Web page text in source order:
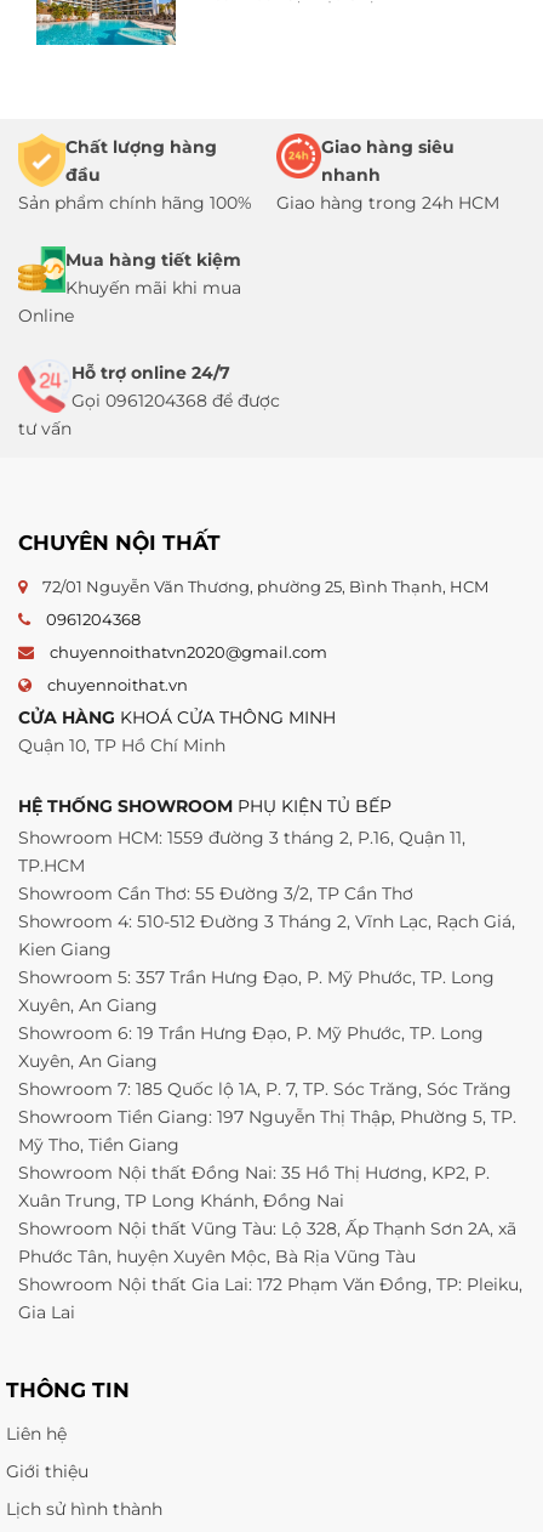
Chất lượng hàng
đầu
Sản phẩm chính hãng 100%
Giao hàng siêu
nhanh
Giao hàng trong 24h HCM
Mua hàng tiết kiệm
Khuyến mãi khi mua
Online
Hỗ trợ online 24/7
Gọi 0961204368 để được
tư vấn
CHUYÊN NỘI THẤT
72/01 Nguyễn Văn Thương, phường 25, Bình Thạnh, HCM
0961204368
chuyennoithatvn2020@gmail.com
chuyennoithat.vn
CỬA HÀNG KHOÁ CỬA THÔNG MINH
Quận 10, TP Hồ Chí Minh
HỆ THỐNG SHOWROOM PHỤ KIỆN TỦ BẾP
Showroom HCM: 1559 đường 3 tháng 2, P.16, Quận 11,
TP.HCM
Showroom Cần Thơ: 55 Đường 3/2, TP Cần Thơ
Showroom 4: 510-512 Đường 3 Tháng 2, Vĩnh Lạc, Rạch Giá,
Kien Giang
Showroom 5: 357 Trần Hưng Đạo, P. Mỹ Phước, TP. Long
Xuyên, An Giang
Showroom 6: 19 Trần Hưng Đạo, P. Mỹ Phước, TP. Long
Xuyên, An Giang
Showroom 7: 185 Quốc lộ 1A, P. 7, TP. Sóc Trăng, Sóc Trăng
Showroom Tiền Giang: 197 Nguyễn Thị Thập, Phường 5, TP.
Mỹ Tho, Tiền Giang
Showroom Nội thất Đồng Nai: 35 Hồ Thị Hương, KP2, P.
Xuân Trung, TP Long Khánh, Đồng Nai
Showroom Nội thất Vũng Tàu: Lộ 328, Ấp Thạnh Sơn 2A, xã
Phước Tân, huyện Xuyên Mộc, Bà Rịa Vũng Tàu
Showroom Nội thất Gia Lai: 172 Phạm Văn Đồng, TP: Pleiku,
Gia Lai
THÔNG TIN
Liên hệ
Giới thiệu
Lịch sử hình thành